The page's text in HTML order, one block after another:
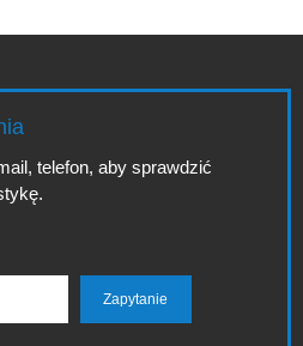
telefon, aby sprawdzić